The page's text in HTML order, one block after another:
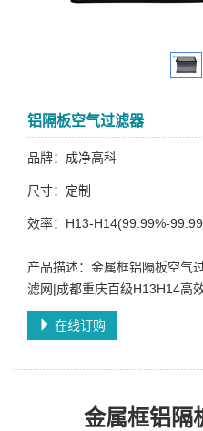
铝隔板空气过滤器
品牌：成净高科
尺寸：定制
效率：H13-H14(99.99%-
产品描述：金属框铝隔板空气
滤网|成都重庆百级H13H14高
在线订购
金属框铝隔